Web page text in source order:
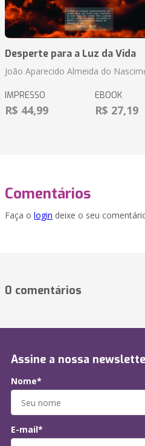
Desperte para a Luz da Vida
João Aparecido Almeida do
IMPRESSO
R$ 44,99
EBOOK
R$ 27,19
Comentários
Faça o login deixe o seu
0 comentários
Assine a nossa
Nome*
E-mail*